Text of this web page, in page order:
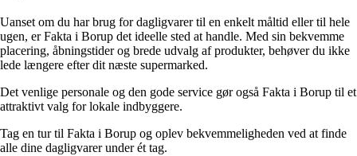
Uanset om du har brug for dagligvarer til en enkelt måltid eller til hele
ugen, er Fakta i Borup det ideelle sted at handle. Med sin bekvemme
placering, åbningstider og brede udvalg af produkter, behøver du ikke
lede længere efter dit næste supermarked.
Det venlige personale og den gode service gør også Fakta i Borup til et
attraktivt valg for lokale indbyggere.
Tag en tur til Fakta i Borup og oplev bekvemmeligheden ved at finde
alle dine dagligvarer under ét tag.